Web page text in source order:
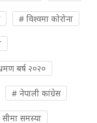
# विश्वमा कोरोना
बर्ष २०२०
# नेपाली कांग्रेस
समस्या